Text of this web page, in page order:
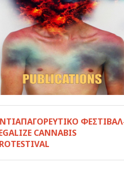
CANNABIS